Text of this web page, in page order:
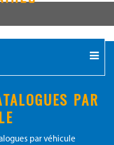
PAR
par véhicule